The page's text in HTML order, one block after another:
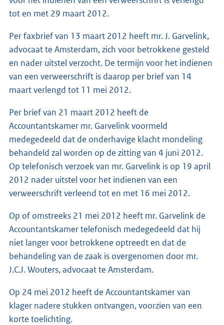
tot en met 29 maart 2012.
Per faxbrief van 13 maart 2012 heeft mr. J. Garvelink,
advocaat te Amsterdam, zich voor betrokkene gesteld
en nader uitstel verzocht. De termijn voor het indienen
van een verweerschrift is daarop per brief van 14
maart verlengd tot 11 mei 2012.
Per brief van 21 maart 2012 heeft de
Accountantskamer mr. Garvelink voormeld
medegedeeld dat de onderhavige klacht mondeling
behandeld zal worden op de zitting van 4 juni 2012.
Op telefonisch verzoek van mr. Garvelink is op 19 april
2012 nader uitstel voor het indienen van een
verweerschrift verleend tot en met 16 mei 2012.
Op of omstreeks 21 mei 2012 heeft mr. Garvelink de
Accountantskamer telefonisch medegedeeld dat hij
niet langer voor betrokkene optreedt en dat de
behandeling van de zaak is overgenomen door mr.
J.C.J. Wouters, advocaat te Amsterdam.
Op 24 mei 2012 heeft de Accountantskamer van
klager nadere stukken ontvangen, voorzien van een
korte toelichting.